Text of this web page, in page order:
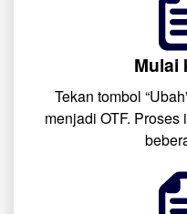
Mulai
Tekan tombol
menjadi OTF.